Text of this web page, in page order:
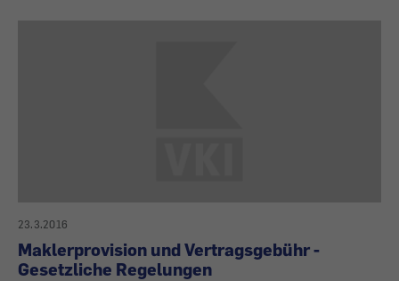
23.3.2016
Maklerprovision und Vertragsgebühr -
Gesetzliche Regelungen